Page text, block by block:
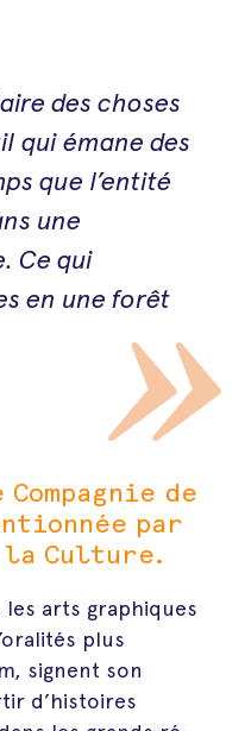
des choses
qui émane des
que l’entité
une
Ce qui
en une forêt
de
par
Culture.
arts graphiques
plus
signent son
d’histoires